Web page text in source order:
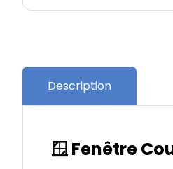
Description
🪟 Fenêtre